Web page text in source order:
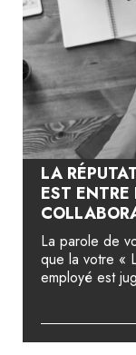
LA
EST
La parole de
que la votre «
employé est